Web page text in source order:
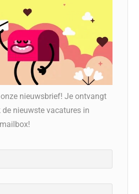
nieuwsbrief! Je ontvangt
de nieuwste vacatures in